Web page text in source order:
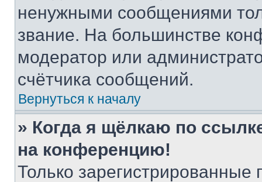
ненужными сообщениями
звание. На большинстве
модератор или
счётчика сообщений.
Вернуться к началу
» Когда я щёлкаю по
на конференцию!
Только зарегистрированные